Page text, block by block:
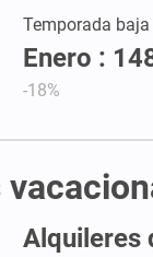
Temporada baja
Enero :
-18%
Alquileres